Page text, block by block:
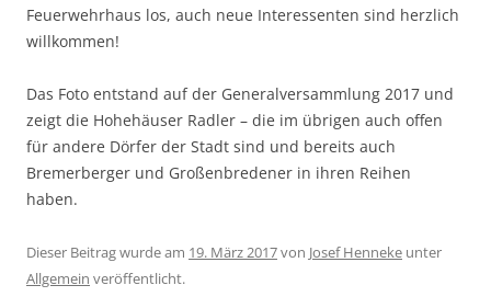
Feuerwehrhaus los, auch neue Interessenten sind herzlich
willkommen!
Das Foto entstand auf der Generalversammlung 2017 und
zeigt die Hohehäuser Radler – die im übrigen auch offen
für andere Dörfer der Stadt sind und bereits auch
Bremerberger und Großenbredener in ihren Reihen
haben.
Dieser Beitrag wurde am 19. März 2017von Josef Henneke unter
Allgemein veröffentlicht.